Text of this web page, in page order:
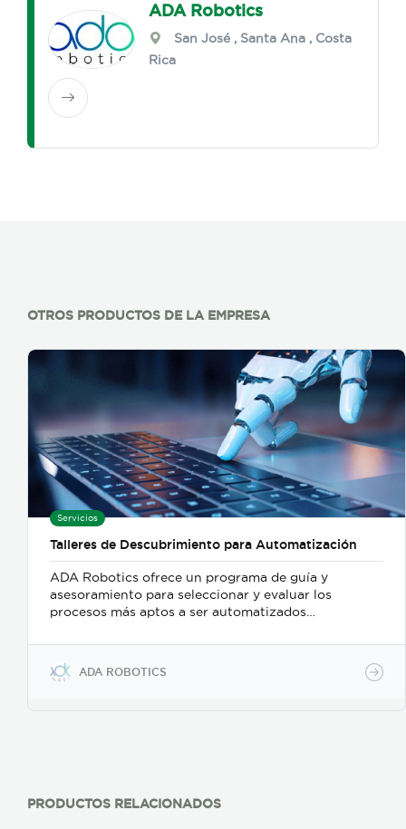
ADA Robotics
San José , Santa Ana , Costa
Rica
OTROS PRODUCTOS DE LA EMPRESA
Servicios
Talleres de Descubrimiento para Automatización
ADA Robotics ofrece un programa de guía y
asesoramiento para seleccionar y evaluar los
procesos más aptos a ser automatizados
plazo. En esta primera fase, la organización descubre
cuáles son aquellos procesos idóneos capaces de
generar un alto impacto en la organización
ADA ROBOTICS
PRODUCTOS RELACIONADOS